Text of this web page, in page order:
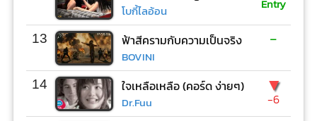
โบกี้ไลอ้อน Entry
13 ฟ้าสีครามกับความเป็นจริง
BOVINI
-
14 ใจเหลือเหลือ (คอร์ด ง่ายๆ)
Dr.Fuu
▼
-6